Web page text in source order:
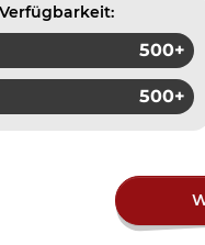
500+
500+